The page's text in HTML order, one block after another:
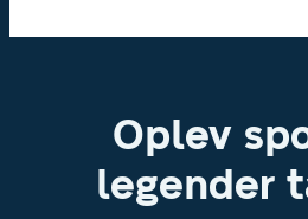
Oplev
legender